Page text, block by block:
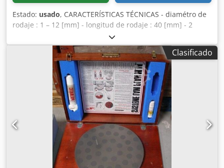
Estado: usado, CARACTERÍSTICAS TÉCNICAS - diamétro de
rodaje : 1 – 12 [mm] - longitud de rodaje : 40 [mm] - 2
cabezas de rodaje - 1 cabeza de control - 1 puesto de
rebarbado con cabeza multihusillo Csdpfx Asug U Dtsl Dorf
Clasificado